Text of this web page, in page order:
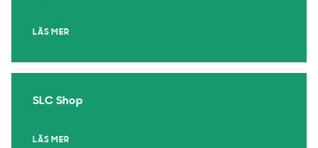
LÄS MER
SLC Shop
LÄS MER